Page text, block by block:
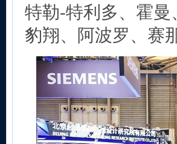
特勒-特利多、霍
豹翔、阿波罗、赛